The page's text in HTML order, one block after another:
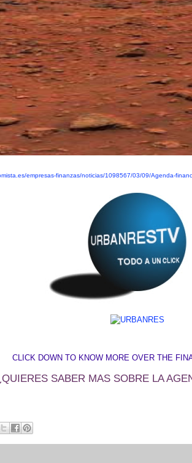
empresas-finanzas/noticias/1098567/03/09/Agenda-
CLICK DOWN TO KNOW MORE OVER THE
SABER MAS SOBRE LA